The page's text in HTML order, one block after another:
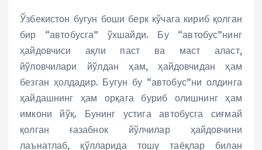
Ўзбекистон бугун боши берк кўчага кириб қолган
бир “автобусга” ўхшайди. Бу “автобус”нинг
ҳайдовчиси ақли паст ва маст аласт,
йўловчилари йўлдан ҳам, ҳайдовчидан ҳам
безган ҳолдадир. Бугун бу “автобус”ни олдинга
ҳайдашнинг ҳам орқага буриб олишнинг ҳам
имкони йўқ. Бунинг устига автобусга сиғмай
қолган ғазабнок йўлчилар ҳайдовчини
лаънатлаб, қўлларида тошу таёқлар билан